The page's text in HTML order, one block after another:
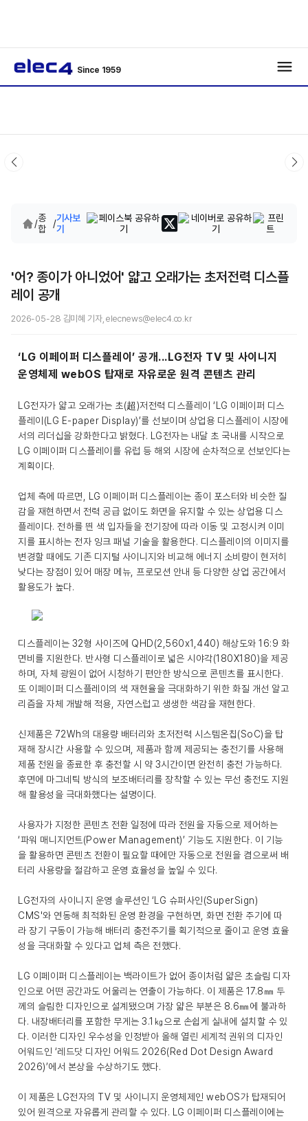
Since 1959
/종
합
/기사보
기
'어? 종이가 아니었어' 얇고 오래가는 초저전력 디스플
레이 공개
2026-05-28 김미혜 기자, elecnews@elec4.co.kr
‘LG 이페이퍼 디스플레이’ 공개...LG전자 TV 및 사이니지
운영체제 webOS 탑재로 자유로운 원격 콘텐츠 관리
LG전자가 얇고 오래가는 초(超)저전력 디스플레이 ‘LG 이페이퍼 디스
플레이(LG E-paper Display)’를 선보이며 상업용 디스플레이 시장에
서의 리더십을 강화한다고 밝혔다. LG전자는 내달 초 국내를 시작으로
LG 이페이퍼 디스플레이를 유럽 등 해외 시장에 순차적으로 선보인다는
계획이다.
업체 측에 따르면, LG 이페이퍼 디스플레이는 종이 포스터와 비슷한 질
감을 재현하면서 전력 공급 없이도 화면을 유지할 수 있는 상업용 디스
플레이다. 전하를 띈 색 입자들을 전기장에 따라 이동 및 고정시켜 이미
지를 표시하는 전자 잉크 패널 기술을 활용한다. 디스플레이의 이미지를
변경할 때에도 기존 디지털 사이니지와 비교해 에너지 소비량이 현저히
낮다는 장점이 있어 매장 메뉴, 프로모션 안내 등 다양한 상업 공간에서
활용도가 높다.
디스플레이는 32형 사이즈에 QHD(2,560x1,440) 해상도와 16:9 화
면비를 지원한다. 반사형 디스플레이로 넓은 시야각(180X180)을 제공
하며, 자체 광원이 없어 시청하기 편안한 방식으로 콘텐츠를 표시한다.
또 이페이퍼 디스플레이의 색 재현율을 극대화하기 위한 화질 개선 알고
리즘을 자체 개발해 적용, 자연스럽고 생생한 색감을 재현한다.
신제품은 72Wh의 대용량 배터리와 초저전력 시스템온칩(SoC)을 탑
재해 장시간 사용할 수 있으며, 제품과 함께 제공되는 충전기를 사용해
제품 전원을 종료한 후 충전할 시 약 3시간이면 완전히 충전 가능하다.
후면에 마그네틱 방식의 보조배터리를 장착할 수 있는 무선 충전도 지원
해 활용성을 극대화했다는 설명이다.
사용자가 지정한 콘텐츠 전환 일정에 따라 전원을 자동으로 제어하는
‘파워 매니지먼트(Power Management)’ 기능도 지원한다. 이 기능
을 활용하면 콘텐츠 전환이 필요할 때에만 자동으로 전원을 켬으로써 배
터리 사용량을 절감하고 운영 효율성을 높일 수 있다.
LG전자의 사이니지 운영 솔루션인 ‘LG 슈퍼사인(SuperSign)
CMS'와 연동해 최적화된 운영 환경을 구현하면, 화면 전환 주기에 따
라 장기 구동이 가능해 배터리 충전주기를 획기적으로 줄이고 운영 효율
성을 극대화할 수 있다고 업체 측은 전했다.
LG 이페이퍼 디스플레이는 백라이트가 없어 종이처럼 얇은 초슬림 디자
인으로 어떤 공간과도 어울리는 연출이 가능하다. 이 제품은 17.8㎜ 두
께의 슬림한 디자인으로 설계됐으며 가장 얇은 부분은 8.6㎜에 불과하
다. 내장배터리를 포함한 무게는 3.1㎏으로 손쉽게 실내에 설치할 수 있
다. 이러한 디자인 우수성을 인정받아 올해 열린 세계적 권위의 디자인
어워드인 ‘레드닷 디자인 어워드 2026(Red Dot Design Award
2026)’에서 본상을 수상하기도 했다.
이 제품은 LG전자의 TV 및 사이니지 운영체제인 webOS가 탑재되어
있어 원격으로 자유롭게 관리할 수 있다. LG 이페이퍼 디스플레이에는